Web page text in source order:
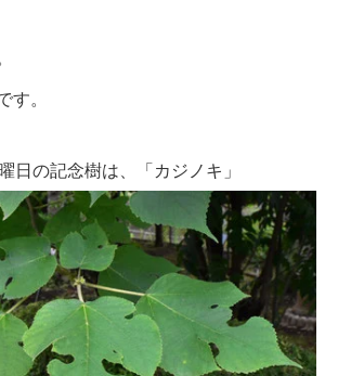
。
日の記念樹は、「カジノキ 」